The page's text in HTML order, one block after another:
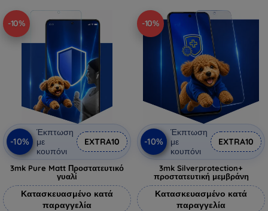
-10%
-10%
Έκπτωση
με
κουπόνι
EXTRA10
3mk Pure Matt Προστατευτικό
γυαλί
Κατασκευασμένο κατά
παραγγελία
-10%
-10%
Έκπτωση
με
κουπόνι
EXTRA10
3mk Silverprotection+
προστατευτική μεμβράνη
Κατασκευασμένο κατά
παραγγελία